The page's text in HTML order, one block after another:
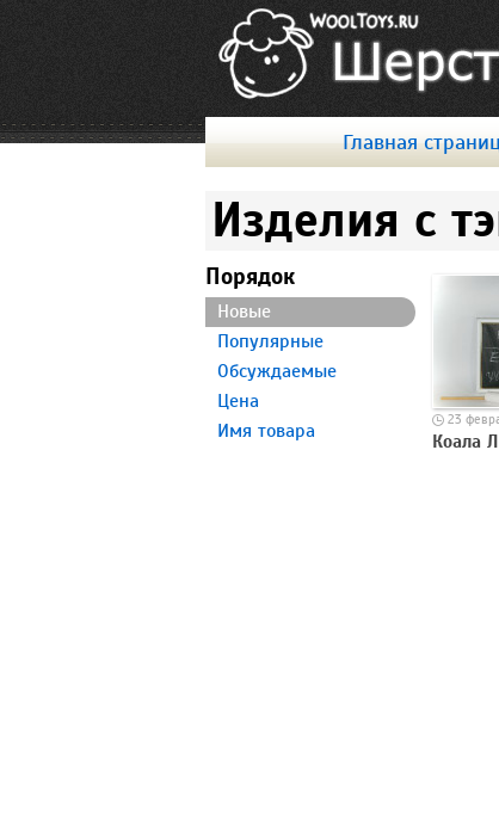
Главная
Изделия с
Порядок
Новые
Популярные
Обсуждаемые
Цена
Имя товара
23
Коала